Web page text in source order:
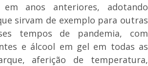
anos anteriores, adotando
sirvam de exemplo para outras
tempos de pandemia, com
e álcool em gel em todas as
aferição de temperatura,